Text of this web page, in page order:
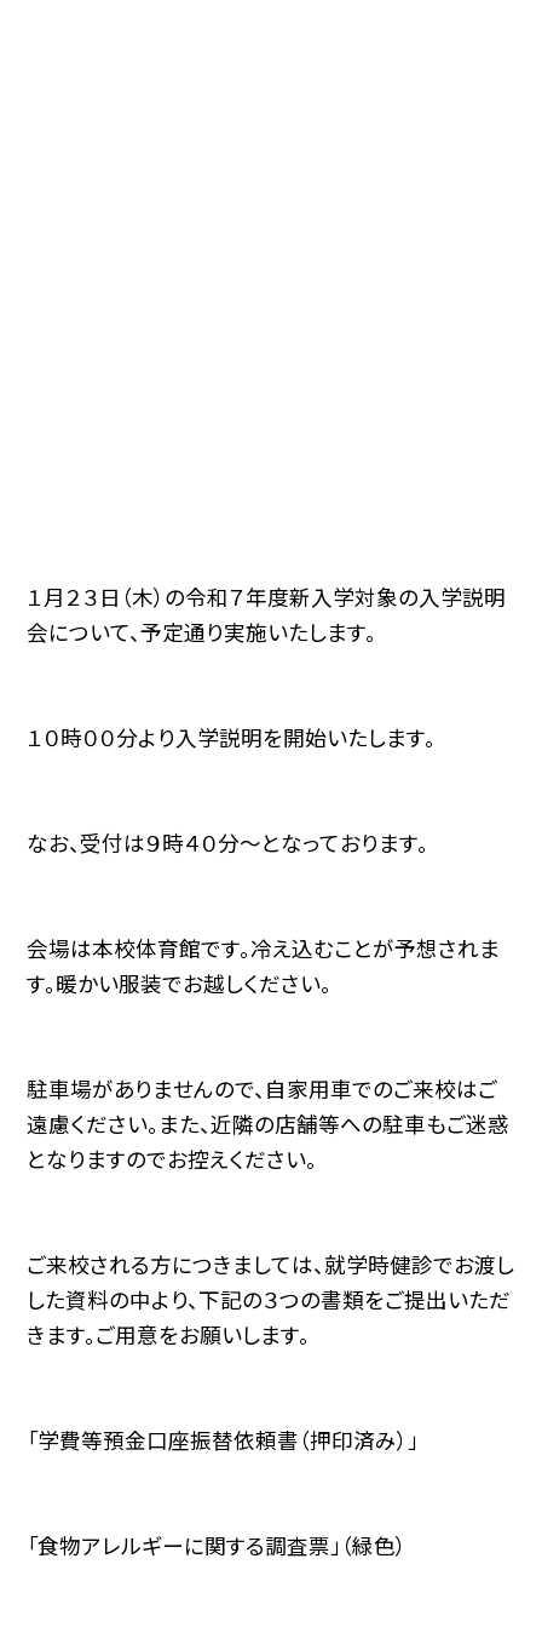
１月２３日（木）の令和７年度新入学対象の入学説明
会について、予定通り実施いたします。
１０時００分より入学説明を開始いたします。
なお、受付は９時４０分～となっております。
会場は本校体育館です。冷え込むことが予想されま
す。暖かい服装でお越しください。
駐車場がありませんので、自家用車でのご来校はご
遠慮ください。また、近隣の店舗等への駐車もご迷惑
となりますのでお控えください。
ご来校される方につきましては、就学時健診でお渡し
した資料の中より、下記の３つの書類をご提出いただ
きます。ご用意をお願いします。
「学費等預金口座振替依頼書（押印済み）」
「食物アレルギーに関する調査票」（緑色）